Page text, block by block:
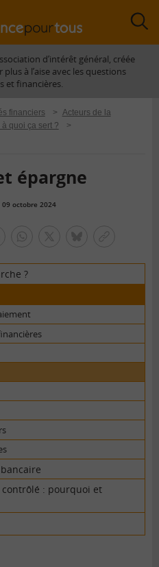
d’intérêt général, créée
à l’aise avec les questions
et financières.
financiers > Acteurs de la
quoi ça sert ?
>
épargne
octobre 2024
?
: pourquoi et